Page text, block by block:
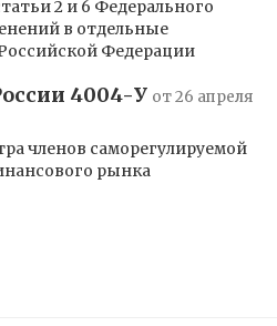
2 и 6 Федерального
в отдельные
Федерации
4004-У от 26 апреля
членов саморегулируемой
рынка